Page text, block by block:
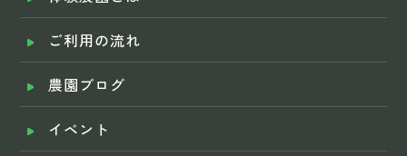
ご利用の流れ
農園ブログ
イベント